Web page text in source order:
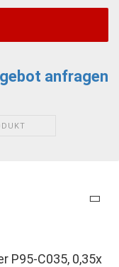
anfragen
P95-C035, 0,35x